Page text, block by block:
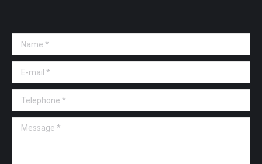
Name *
E-mail *
Telephone *
Message *